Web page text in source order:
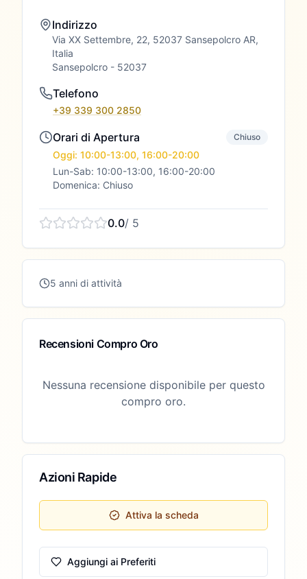
Indirizzo
Via XX Settembre, 22, 52037 Sansepolcro AR,
Italia
Sansepolcro- 52037
Telefono
+39 339 300 2850
Orari di Apertura Chiuso
Oggi: 10:00-13:00, 16:00-20:00
Lun-Sab: 10:00-13:00, 16:00-20:00
Domenica: Chiuso
0.0/ 5
5 anni di attività
Recensioni Compro Oro
Nessuna recensione disponibile per questo
compro oro.
Azioni Rapide
Attiva la scheda
Aggiungi ai Preferiti